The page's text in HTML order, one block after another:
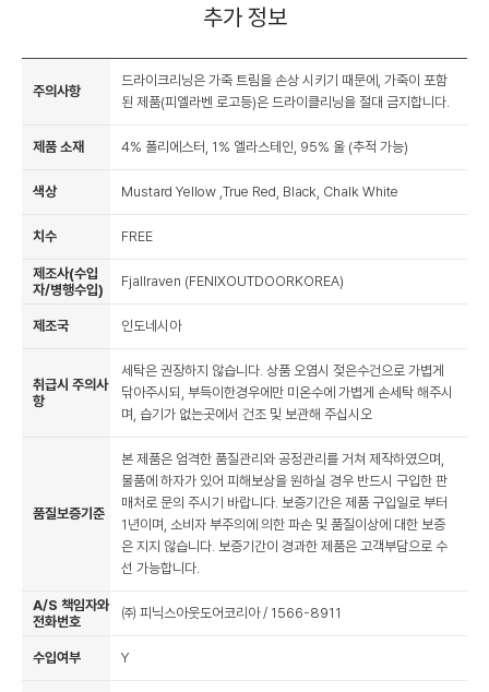
추가 정보
주의사항
드라이크리닝은 가죽 트림을 손상 시키기 때문에, 가죽이 포함
된 제품(피엘라벤 로고등)은 드라이클리닝을 절대 금지합니다.
제품 소재 4% 폴리에스터, 1% 엘라스테인, 95% 울 (추적 가능)
색상 Mustard Yellow ,True Red, Black, Chalk White
치수 FREE
제조사(수입
자/병행수입)
Fjallraven (FENIXOUTDOORKOREA)
제조국 인도네시아
취급시 주의사
항
세탁은 권장하지 않습니다. 상품 오염시 젖은수건으로 가볍게
닦아주시되, 부득이한경우에만 미온수에 가볍게 손세탁 해주시
며, 습기가 없는곳에서 건조 및 보관해 주십시오
품질보증기준
본 제품은 엄격한 품질관리와 공정관리를 거쳐 제작하였으며,
물품에 하자가 있어 피해보상을 원하실 경우 반드시 구입한 판
매처로 문의 주시기 바랍니다. 보증기간은 제품 구입일로 부터
1년이며, 소비자 부주의에 의한 파손 및 품질이상에 대한 보증
은 지지 않습니다. 보증기간이 경과한 제품은 고객부담으로 수
선 가능합니다.
A/S 책임자와
전화번호
㈜ 피닉스아웃도어코리아 / 1566-8911
수입여부 Y